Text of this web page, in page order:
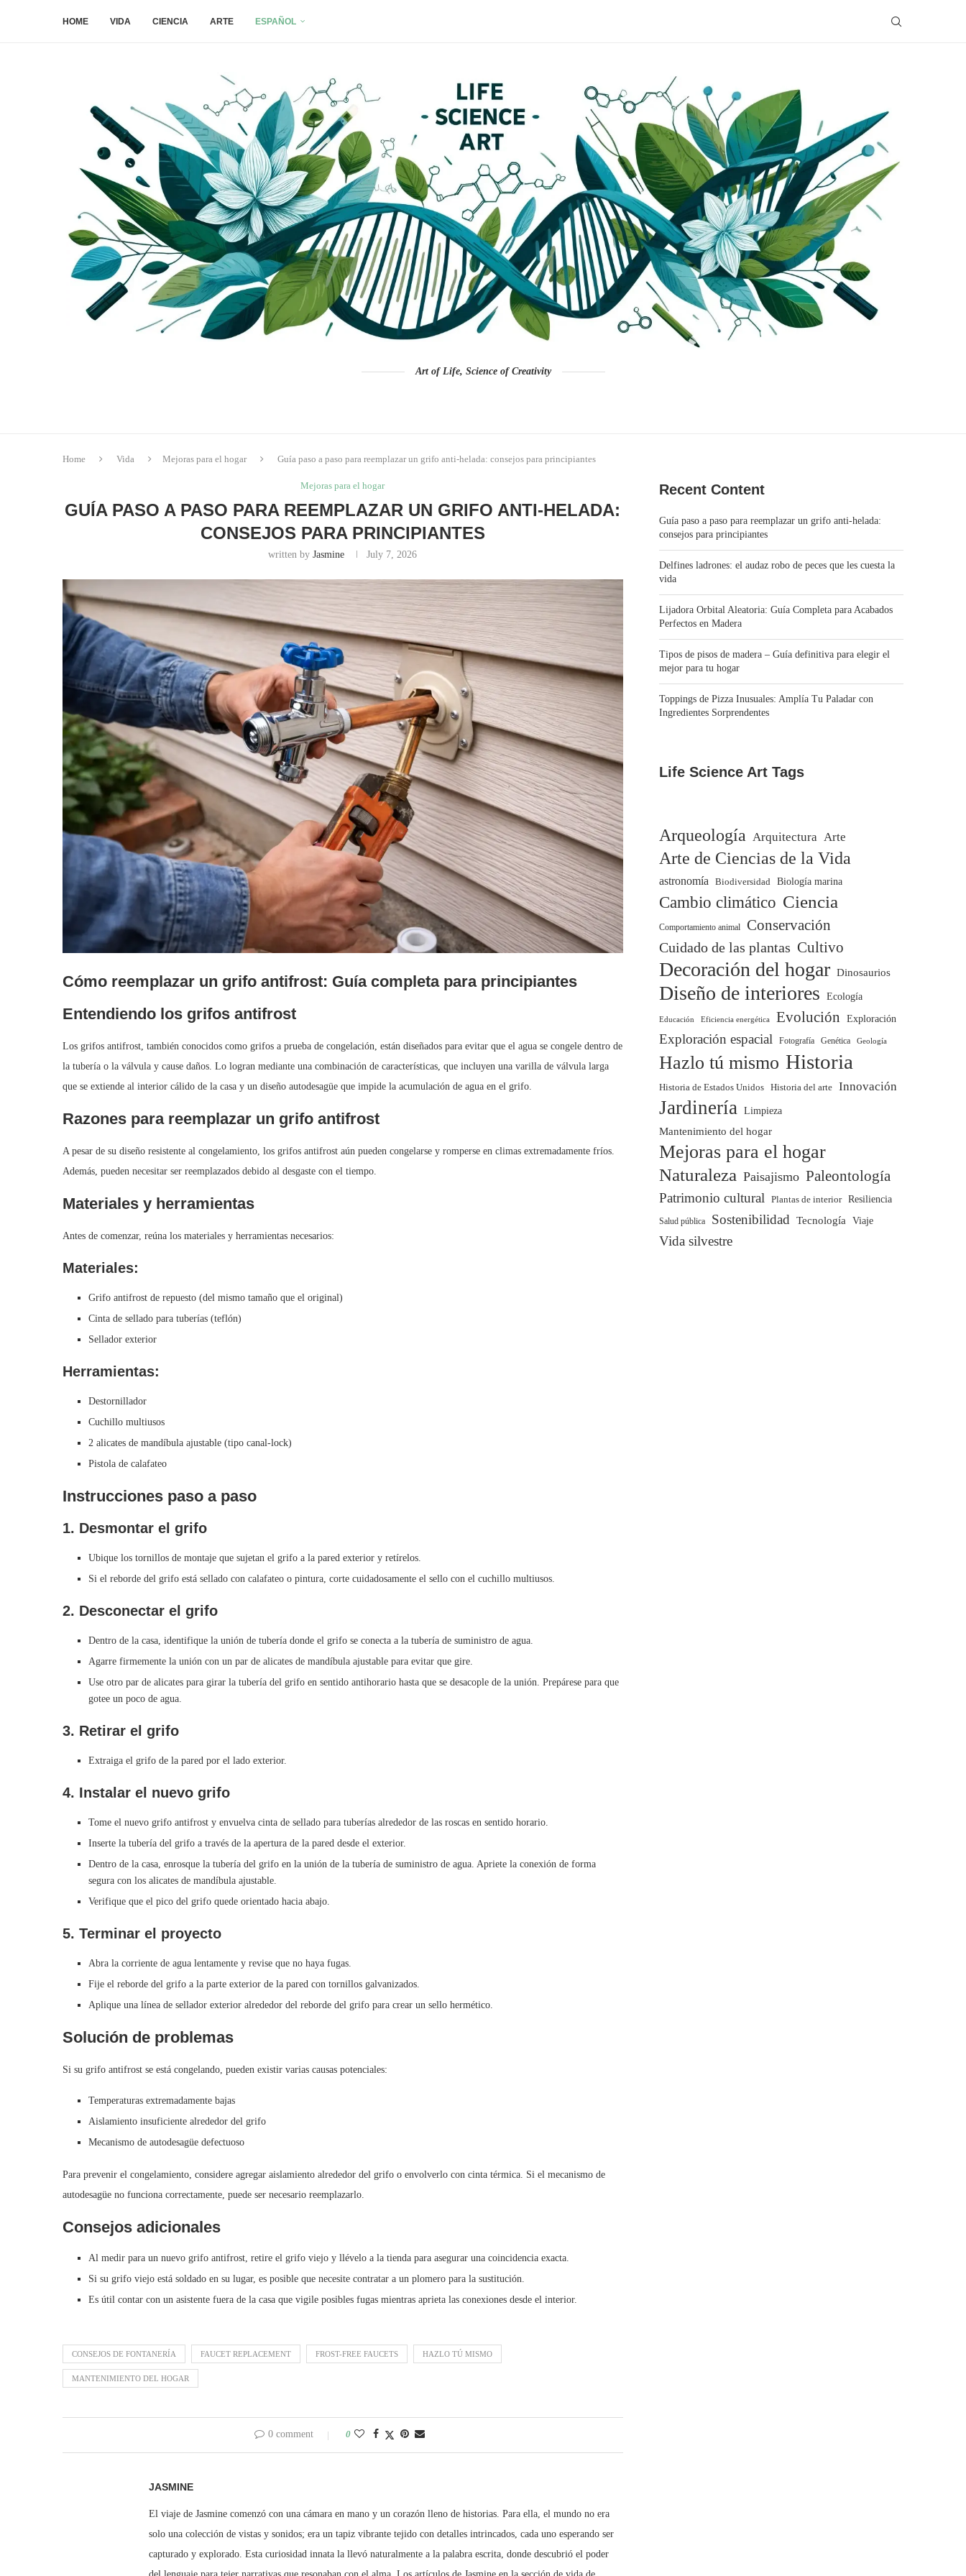
HOME VIDA CIENCIA ARTE ESPAÑOL
Art of Life, Science of Creativity
Home Vida Mejoras para el hogar Guía paso a paso para reemplazar un grifo anti‑helada: consejos para principiantes
Mejoras para el hogar
GUÍA PASO A PASO PARA REEMPLAZAR UN GRIFO ANTI‑HELADA:
CONSEJOS PARA PRINCIPIANTES
written byJasmine July 7, 2026
Cómo reemplazar un grifo antifrost: Guía completa para principiantes
Entendiendo los grifos antifrost
Los grifos antifrost, también conocidos como grifos a prueba de congelación, están diseñados para evitar que el agua se congele dentro de
la tubería o la válvula y cause daños. Lo logran mediante una combinación de características, que incluyen una varilla de válvula larga
que se extiende al interior cálido de la casa y un diseño autodesagüe que impide la acumulación de agua en el grifo.
Razones para reemplazar un grifo antifrost
A pesar de su diseño resistente al congelamiento, los grifos antifrost aún pueden congelarse y romperse en climas extremadamente fríos.
Además, pueden necesitar ser reemplazados debido al desgaste con el tiempo.
Materiales y herramientas
Antes de comenzar, reúna los materiales y herramientas necesarios:
Materiales:
Grifo antifrost de repuesto (del mismo tamaño que el original)
Cinta de sellado para tuberías (teflón)
Sellador exterior
Herramientas:
Destornillador
Cuchillo multiusos
2 alicates de mandíbula ajustable (tipo canal-lock)
Pistola de calafateo
Instrucciones paso a paso
1. Desmontar el grifo
Ubique los tornillos de montaje que sujetan el grifo a la pared exterior y retírelos.
Si el reborde del grifo está sellado con calafateo o pintura, corte cuidadosamente el sello con el cuchillo multiusos.
2. Desconectar el grifo
Dentro de la casa, identifique la unión de tubería donde el grifo se conecta a la tubería de suministro de agua.
Agarre firmemente la unión con un par de alicates de mandíbula ajustable para evitar que gire.
Use otro par de alicates para girar la tubería del grifo en sentido antihorario hasta que se desacople de la unión. Prepárese para que
gotee un poco de agua.
3. Retirar el grifo
Extraiga el grifo de la pared por el lado exterior.
4. Instalar el nuevo grifo
Tome el nuevo grifo antifrost y envuelva cinta de sellado para tuberías alrededor de las roscas en sentido horario.
Inserte la tubería del grifo a través de la apertura de la pared desde el exterior.
Dentro de la casa, enrosque la tubería del grifo en la unión de la tubería de suministro de agua. Apriete la conexión de forma
segura con los alicates de mandíbula ajustable.
Verifique que el pico del grifo quede orientado hacia abajo.
5. Terminar el proyecto
Abra la corriente de agua lentamente y revise que no haya fugas.
Fije el reborde del grifo a la parte exterior de la pared con tornillos galvanizados.
Aplique una línea de sellador exterior alrededor del reborde del grifo para crear un sello hermético.
Solución de problemas
Si su grifo antifrost se está congelando, pueden existir varias causas potenciales:
Temperaturas extremadamente bajas
Aislamiento insuficiente alrededor del grifo
Mecanismo de autodesagüe defectuoso
Para prevenir el congelamiento, considere agregar aislamiento alrededor del grifo o envolverlo con cinta térmica. Si el mecanismo de
autodesagüe no funciona correctamente, puede ser necesario reemplazarlo.
Consejos adicionales
Al medir para un nuevo grifo antifrost, retire el grifo viejo y llévelo a la tienda para asegurar una coincidencia exacta.
Si su grifo viejo está soldado en su lugar, es posible que necesite contratar a un plomero para la sustitución.
Es útil contar con un asistente fuera de la casa que vigile posibles fugas mientras aprieta las conexiones desde el interior.
CONSEJOS DE FONTANERÍA FAUCET REPLACEMENT FROST-FREE FAUCETS HAZLO TÚ MISMO
MANTENIMIENTO DEL HOGAR
0 comment 0
JASMINE
El viaje de Jasmine comenzó con una cámara en mano y un corazón lleno de historias. Para ella, el mundo no era
solo una colección de vistas y sonidos; era un tapiz vibrante tejido con detalles intrincados, cada uno esperando ser
capturado y explorado. Esta curiosidad innata la llevó naturalmente a la palabra escrita, donde descubrió el poder
Recent Content
Guía paso a paso para reemplazar un grifo anti‑helada:
consejos para principiantes
Delfines ladrones: el audaz robo de peces que les cuesta la
vida
Lijadora Orbital Aleatoria: Guía Completa para Acabados
Perfectos en Madera
Tipos de pisos de madera – Guía definitiva para elegir el
mejor para tu hogar
Toppings de Pizza Inusuales: Amplía Tu Paladar con
Ingredientes Sorprendentes
Life Science Art Tags
Arqueología Arquitectura Arte
Arte de Ciencias de la Vida
astronomía Biodiversidad Biología marina
Cambio climático Ciencia
Comportamiento animal
Conservación
Cuidado de las plantas Cultivo
Decoración del hogar Dinosaurios
Diseño de interiores Ecología
Educación Eficiencia energética Evolución Exploración
Exploración espacial Fotografía Genética Geología
Hazlo tú mismo Historia
Historia de Estados Unidos Historia del arte Innovación
Jardinería Limpieza
Mantenimiento del hogar
Mejoras para el hogar
Naturaleza Paisajismo Paleontología
Patrimonio cultural Plantas de interior Resiliencia
Salud pública Sostenibilidad Tecnología Viaje
Vida silvestre